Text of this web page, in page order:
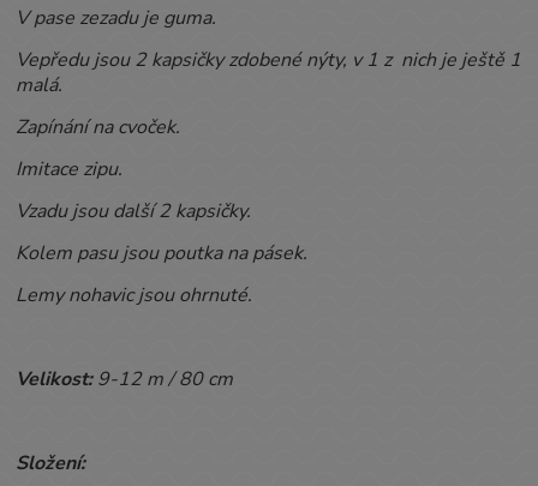
V pase zezadu je guma.
Vepředu jsou 2 kapsičky zdobené nýty, v 1 z nich je ještě 1
malá.
Zapínání na cvoček.
Imitace zipu.
Vzadu jsou další 2 kapsičky.
Kolem pasu jsou poutka na pásek.
Lemy nohavic jsou ohrnuté.
Velikost:9-12m / 80 cm
Složení: